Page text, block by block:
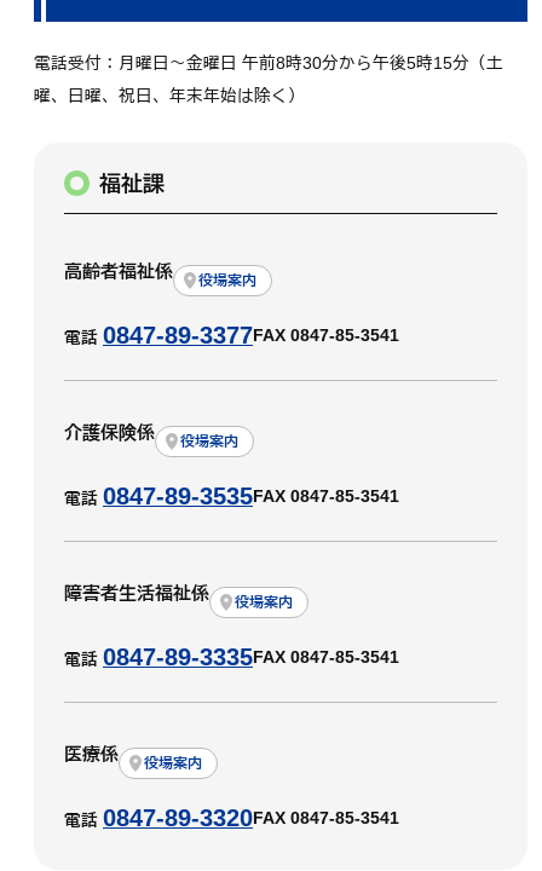
電話受付：月曜日～金曜日 午前8時30分から午後5時15分（土
曜、日曜、祝日、年末年始は除く）
福祉課
高齢者福祉係 役場案内
電話 0847-89-3377 FAX 0847-85-3541
介護保険係 役場案内
電話 0847-89-3535 FAX 0847-85-3541
障害者生活福祉係 役場案内
電話 0847-89-3335 FAX 0847-85-3541
医療係 役場案内
電話 0847-89-3320 FAX 0847-85-3541